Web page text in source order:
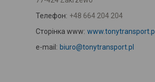
Телефон: +48 664 204 204
Сторінка www: www.tonytransport.pl
e-mail: biuro@tonytransport.pl